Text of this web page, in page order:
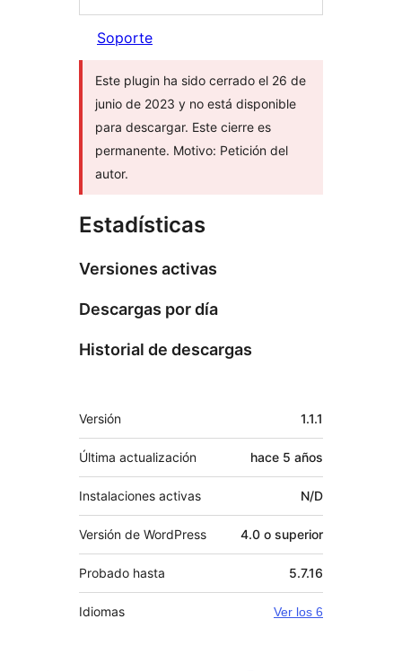
Soporte
Este plugin ha sido cerrado el 26 de
junio de 2023 y no está disponible
para descargar. Este cierre es
permanente. Motivo: Petición del
autor.
Estadísticas
Versiones activas
Descargas por día
Historial de descargas
Meta
Versión 1.1.1
Última actualización hace 5 años
Instalaciones activas N/D
Versión de WordPress 4.0 o superior
Probado hasta 5.7.16
Idiomas Ver los 6